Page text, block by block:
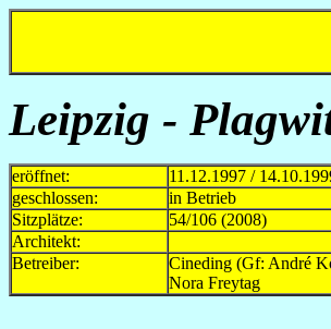
Leipzig -
eröffnet:
11.12.1997 /
geschlossen:
in Betrieb
Sitzplätze:
54/106 (2008)
Architekt:
Betreiber:
Cineding (Gf:
Nora